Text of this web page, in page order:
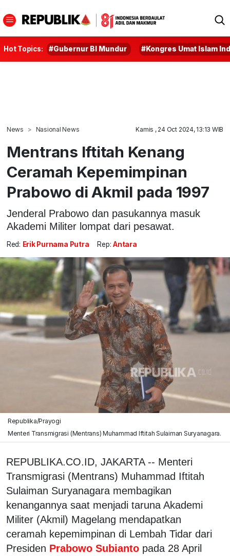
Hot Topics: #Gubernur BI Mundur #Kongres Umat Islam
News Nasional News Kamis , 24 Oct 2024, 13:13 WIB
Mentrans Iftitah Kenang
Ceramah Kepemimpinan
Prabowo di Akmil pada 1997
Jenderal Prabowo dan pasukannya masuk
Akademi Militer lompat dari pesawat.
Red: Erik Purnama Putra Rep: Antara
Republika/Prayogi
Menteri Transmigrasi (Mentrans) Muhammad Iftitah Sulaiman Suryanagara.
REPUBLIKA.CO.ID, JAKARTA -- Menteri
Transmigrasi (Mentrans) Muhammad Iftitah
Sulaiman Suryanagara membagikan
kenangannya saat menjadi taruna Akademi
Militer (Akmil) Magelang mendapatkan
ceramah kepemimpinan di Lembah Tidar dari
Presiden Prabowo Subianto pada 28 April